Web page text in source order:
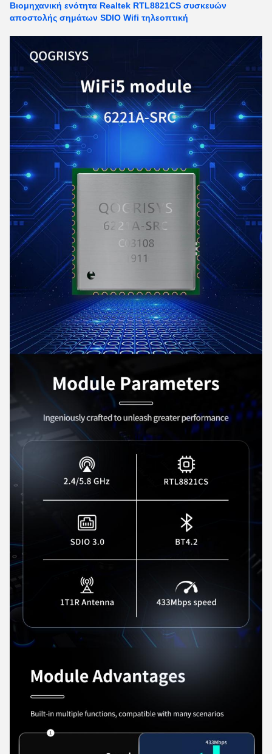
Βιομηχανική ενότητα Realtek RTL8821CS συσκευών
αποστολής σημάτων SDIO Wifi τηλεοπτική